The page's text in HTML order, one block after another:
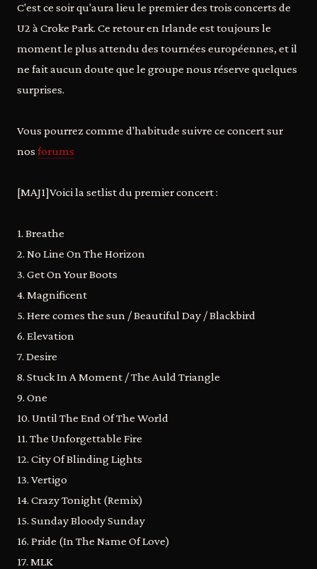
C'est ce soir qu'aura lieu le premier des trois concerts de
U2 à Croke Park. Ce retour en Irlande est toujours le
moment le plus attendu des tournées européennes, et il
ne fait aucun doute que le groupe nous réserve quelques
surprises.
Vous pourrez comme d'habitude suivre ce concert sur
nos forums
[MAJ1]Voici la setlist du premier concert :
1. Breathe
2. No Line On The Horizon
3. Get On Your Boots
4. Magnificent
5. Here comes the sun / Beautiful Day / Blackbird
6. Elevation
7. Desire
8. Stuck In A Moment / The Auld Triangle
9. One
10. Until The End Of The World
11. The Unforgettable Fire
12. City Of Blinding Lights
13. Vertigo
14. Crazy Tonight (Remix)
15. Sunday Bloody Sunday
16. Pride (In The Name Of Love)
17. MLK